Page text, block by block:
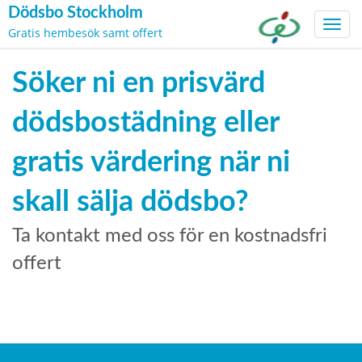
Dödsbo Stockholm
Gratis hembesök samt offert
content
Söker ni en prisvärd
dödsbostädning eller
gratis värdering när ni
skall sälja dödsbo?
Ta kontakt med oss för en kostnadsfri
offert